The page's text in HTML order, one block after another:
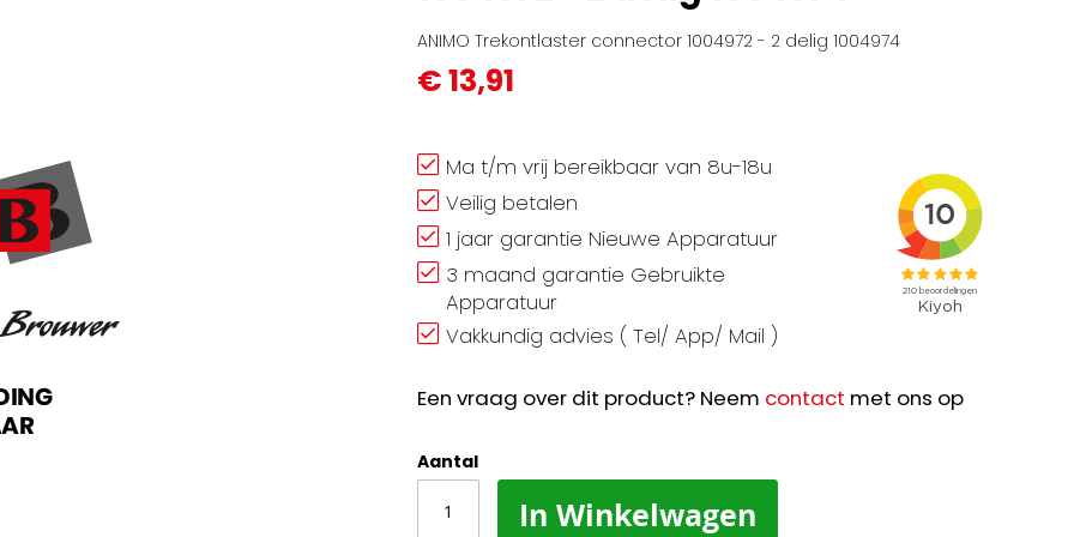
ANIMO Trekontlaster connector 1004972 - 2 delig 1004974
€ 13,91
Ma t/m vrij bereikbaar van 8u-18u
Veilig betalen
1 jaar garantie Nieuwe Apparatuur
3 maand garantie Gebruikte
Apparatuur
Vakkundig advies ( Tel/ App/ Mail )
Een vraag over dit product? Neem contact met ons op
Aantal
In Winkelwagen